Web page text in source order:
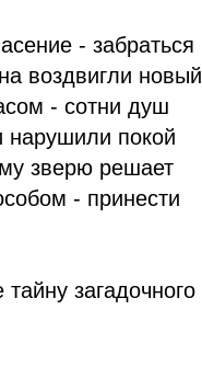
- забраться
воздвигли новый
- сотни душ
покой
зверю решает
- принести
загадочного